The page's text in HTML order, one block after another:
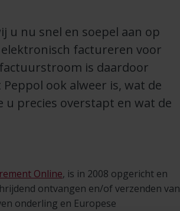
u nu snel en soepel aan op
factureren voor
is daardoor
ook alweer is, wat de
u precies overstapt en wat de
Online, is in 2008 opgericht en
ontvangen en/of verzenden van
onderling en Europese